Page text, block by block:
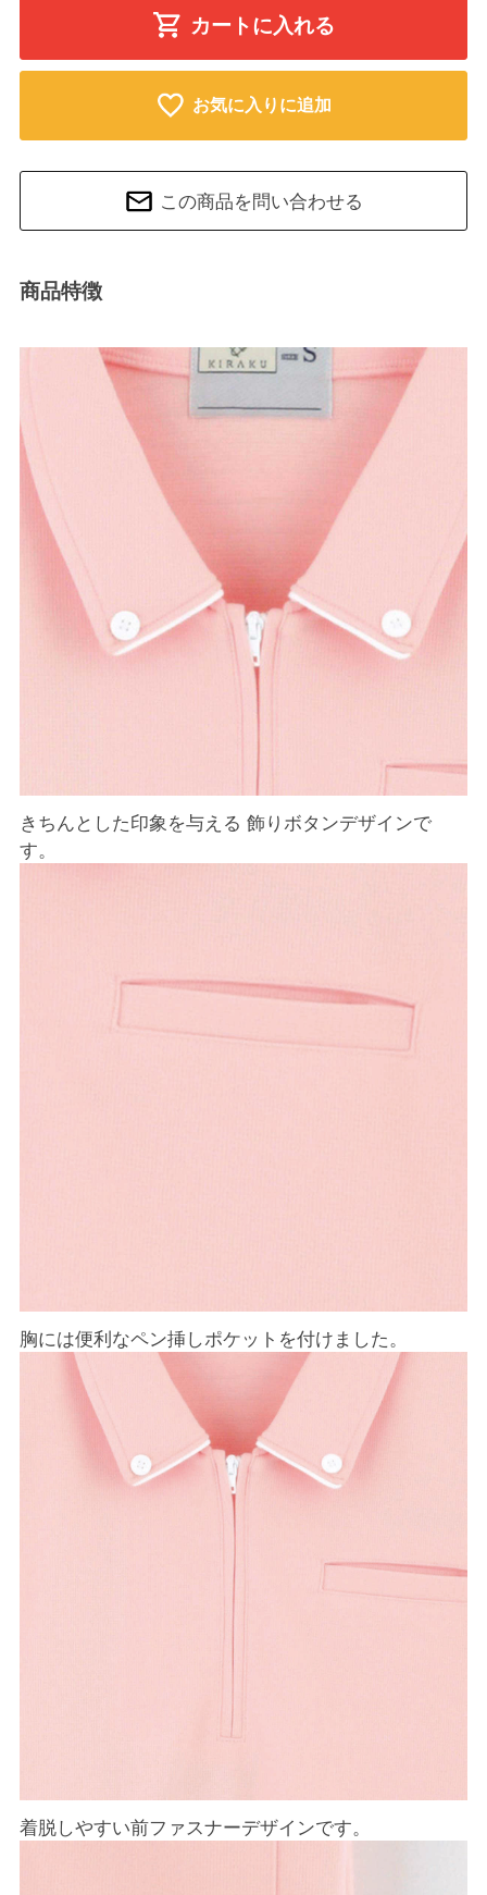
カートに入れる
お気に入りに追加
この商品を問い合わせる
商品特徴
きちんとした印象を与える 飾りボタンデザインで
す。
胸には便利なペン挿しポケットを付けました。
着脱しやすい前ファスナーデザインです。